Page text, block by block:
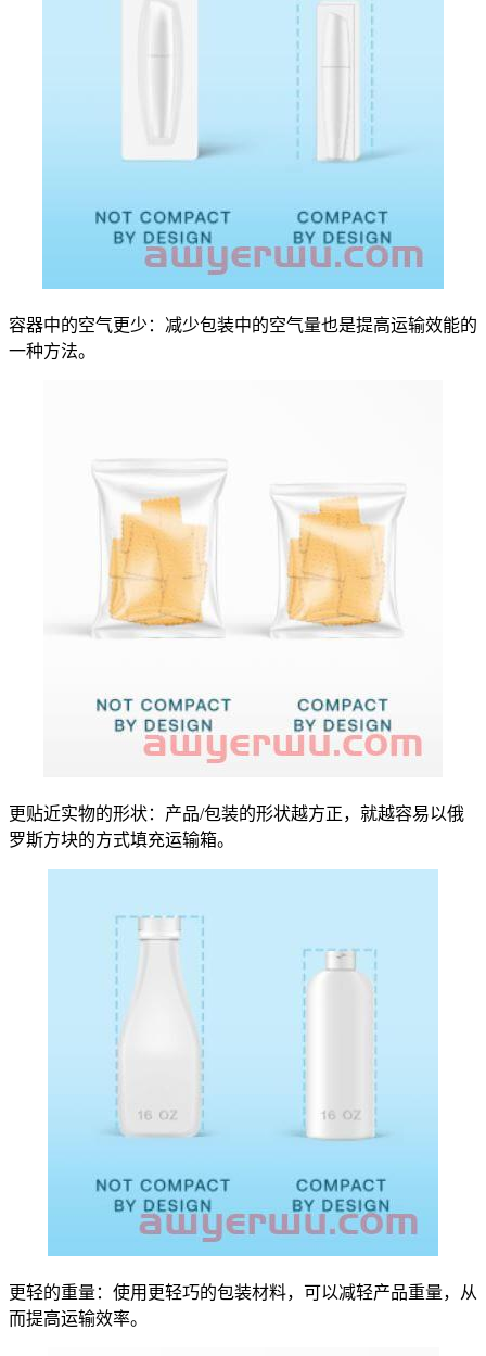
容器中的空气更少：减少包装中的空气量也是提高运输效能的
一种方法。
更贴近实物的形状：产品/包装的形状越方正，就越容易以俄
罗斯方块的方式填充运输箱。
更轻的重量：使用更轻巧的包装材料，可以减轻产品重量，从
而提高运输效率。